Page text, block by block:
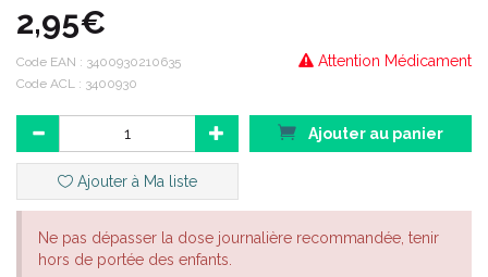
2,95€
Attention Médicament
Code EAN : 3400930210635
Code ACL : 3400930
Ajouter au panier
Ajouter à Ma liste
Ne pas dépasser la dose journalière recommandée, tenir
hors de portée des enfants.